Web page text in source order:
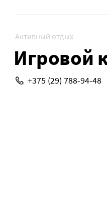
Активный отдых
Игровой
+375 (29) 788-94-48